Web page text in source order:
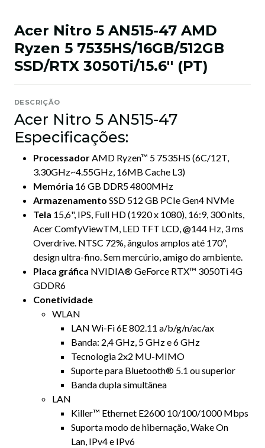
Acer Nitro 5 AN515-47 AMD
Ryzen 5 7535HS/16GB/512GB
SSD/RTX 3050Ti/15.6'' (PT)
DESCRIÇÃO
Acer Nitro 5 AN515-47
Especificações:
ProcessadorAMD Ryzen™ 5 7535HS (6C/12T,
3.30GHz~4.55GHz, 16MB Cache L3)
Memória 16 GB DDR5 4800MHz
Armazenamento SSD 512 GB PCIe Gen4 NVMe
Tela 15,6", IPS, Full HD (1920 x 1080), 16:9, 300 nits,
Acer ComfyViewTM, LED TFT LCD, @144 Hz, 3 ms
Overdrive. NTSC 72%, ângulos amplos até 170º,
design ultra-fino. Sem mercúrio, amigo do ambiente.
Placa gráfica NVIDIA® GeForce RTX™ 3050Ti 4G
GDDR6
Conetividade
WLAN
LAN Wi-Fi 6E 802.11 a/b/g/n/ac/ax
Banda: 2,4 GHz, 5 GHz e 6 GHz
Tecnologia 2x2 MU-MIMO
Suporte para Bluetooth® 5.1 ou superior
Banda dupla simultânea
LAN
Killer™ Ethernet E2600 10/100/1000 Mbps
Suporta modo de hibernação, Wake On
Lan, IPv4 e IPv6